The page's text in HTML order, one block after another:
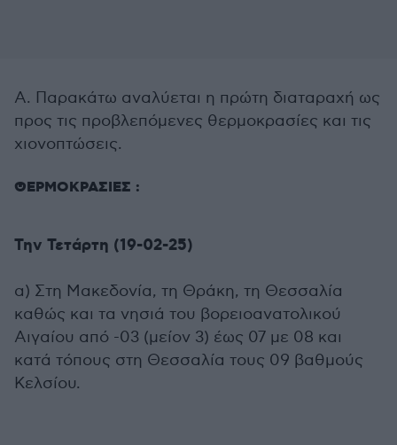
Α. Παρακάτω αναλύεται η πρώτη διαταραχή ως
προς τις προβλεπόμενες θερμοκρασίες και τις
χιονοπτώσεις.
ΘΕΡΜΟΚΡΑΣΙΕΣ :
Την Τετάρτη (19-02-25)
α) Στη Μακεδονία, τη Θράκη, τη Θεσσαλία
καθώς και τα νησιά του βορειοανατολικού
Αιγαίου από -03 (μείον 3) έως 07 με 08 και
κατά τόπους στη Θεσσαλία τους 09 βαθμούς
Κελσίου.